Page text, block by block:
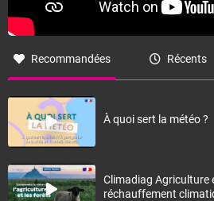
Recommandées Récents
À quoi sert la météo ?
Climadiag Agriculture
réchauffement